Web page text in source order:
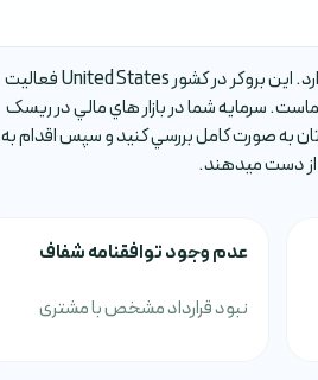
بروکر Elite Trader يکي از بروکر هاي فارکس است که حدود 2-5 سال تجربه فعاليت دارد. اين بروکر در کشور United States فعاليت
سرمايه شما در بازار هاي مالي در ريسک
به صورت کامل بررسي کنيد و سپس اقدام به
از دست ميدهند.
عدم وجود توافقنامه شفاف
نبود قرارداد مشخص با مشتری